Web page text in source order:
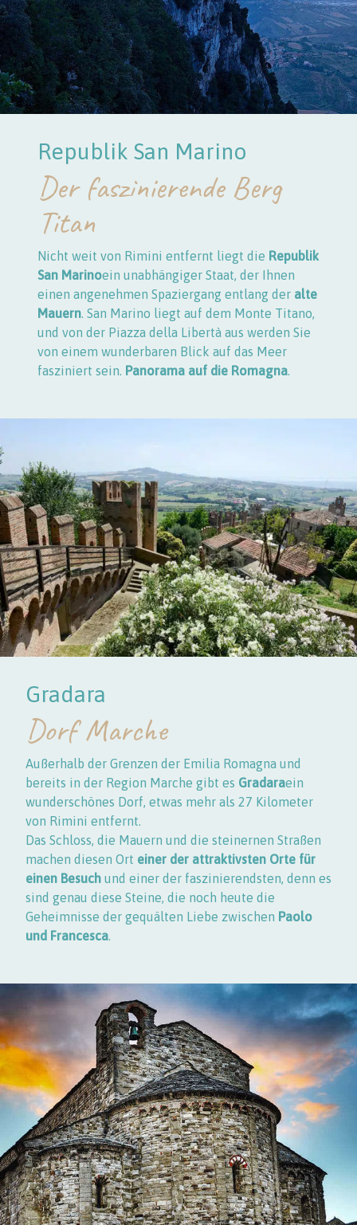
Republik San Marino
Der faszinierende Berg
Titan
Nicht weit von Rimini entfernt liegt die Republik
San Marinoein unabhängiger Staat, der Ihnen
einen angenehmen Spaziergang entlang der alte
Mauern. San Marino liegt auf dem Monte Titano,
und von der Piazza della Libertà aus werden Sie
von einem wunderbaren Blick auf das Meer
fasziniert sein. Panorama auf die Romagna.
Gradara
Dorf Marche
Außerhalb der Grenzen der Emilia Romagna und
bereits in der Region Marche gibt es Gradaraein
wunderschönes Dorf, etwas mehr als 27 Kilometer
von Rimini entfernt.
Das Schloss, die Mauern und die steinernen Straßen
machen diesen Ort einer der attraktivsten Orte für
einen Besuch und einer der faszinierendsten, denn es
sind genau diese Steine, die noch heute die
Geheimnisse der gequälten Liebe zwischen Paolo
und Francesca.